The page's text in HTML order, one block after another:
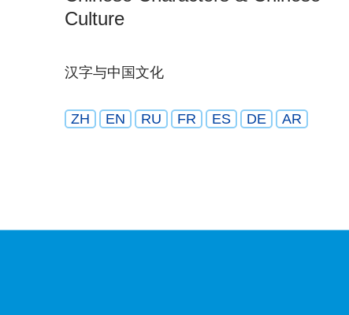
Culture
汉字与中国文化
ZH EN RU FR ES DE AR